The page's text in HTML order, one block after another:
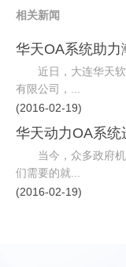
相关新闻
华天OA系统助力
近日，大连华天软
有限公司，...
(2016-02-19)
华天动力OA系统
当今，众多政府机
们需要的就...
(2016-02-19)